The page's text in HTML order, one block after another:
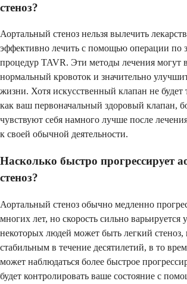
стеноз?
Аортальный стеноз нельзя вылечить
эффективно лечить с помощью операции по
процедур TAVR. Эти методы лечения могут
нормальный кровоток и значительно
жизни. Хотя искусственный клапан не будет
как ваш первоначальный здоровый клапан,
чувствуют себя намного лучше после
к своей обычной деятельности.
Насколько быстро прогрессирует
стеноз?
Аортальный стеноз обычно медленно
многих лет, но скорость сильно
некоторых людей может быть легкий стеноз,
стабильным в течение десятилетий, в то
может наблюдаться более быстрое
будет контролировать ваше состояние с